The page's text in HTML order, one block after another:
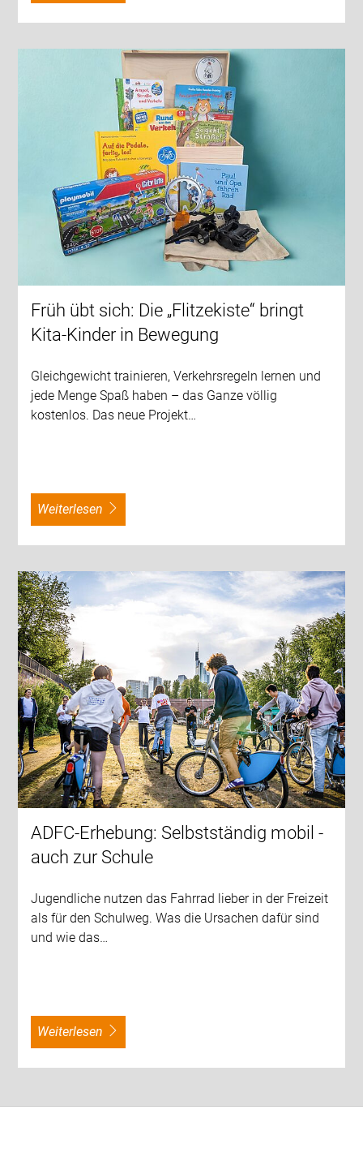
Früh übt sich: Die „Flitzekiste“ bringt
Kita-Kinder in Bewegung
Gleichgewicht trainieren, Verkehrsregeln lernen und
jede Menge Spaß haben – das Ganze völlig
kostenlos. Das neue Projekt…
weiterlesen
ADFC-Erhebung: Selbstständig mobil -
auch zur Schule
Jugendliche nutzen das Fahrrad lieber in der Freizeit
als für den Schulweg. Was die Ursachen dafür sind
und wie das…
weiterlesen